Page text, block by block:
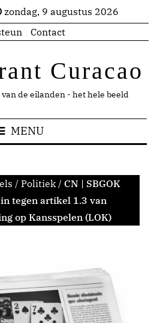
zondag, 9 augustus 2026
Contact
Curacao
de eilanden - het hele beeld
MENU
/ Politiek / CN | SBGOK
tegen artikel 1.3 van
op Kansspelen (LOK)